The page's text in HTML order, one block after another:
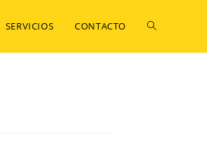
SERVICIOS CONTACTO